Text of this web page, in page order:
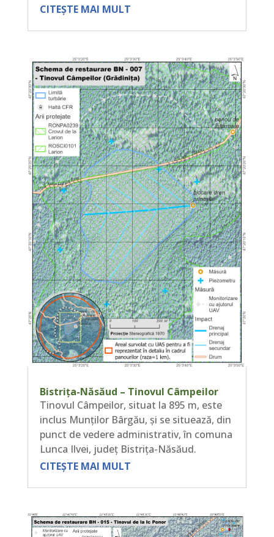
CITEȘTE MAI MULT
Bistrița-Năsăud – Tinovul Câmpeilor
Tinovul Câmpeilor, situat la 895 m, este
inclus Munților Bârgău, și se situează, din
punct de vedere administrativ, în comuna
Lunca Ilvei, județ Bistrița-Năsăud.
CITEȘTE MAI MULT